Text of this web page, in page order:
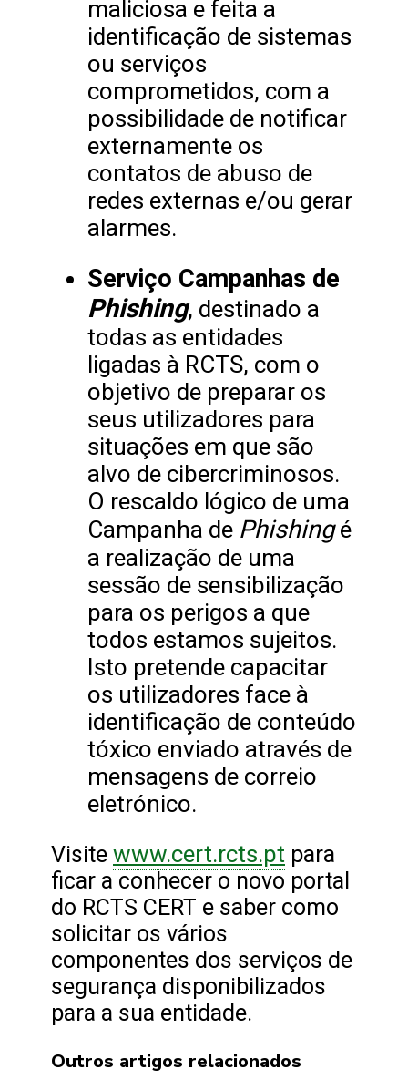
maliciosa e feita a
identificação de sistemas
ou serviços
comprometidos, com a
possibilidade de notificar
externamente os
contatos de abuso de
redes externas e/ou gerar
alarmes.
Serviço Campanhas de
Phishing, destinado a
todas as entidades
ligadas à RCTS, com o
objetivo de preparar os
seus utilizadores para
situações em que são
alvo de cibercriminosos.
O rescaldo lógico de uma
Campanha de Phishingé
a realização de uma
sessão de sensibilização
para os perigos a que
todos estamos sujeitos.
Isto pretende capacitar
os utilizadores face à
identificação de conteúdo
tóxico enviado através de
mensagens de correio
eletrónico.
Visite www.cert.rcts.pt para
ficar a conhecer o novo portal
do RCTS CERT e saber como
solicitar os vários
componentes dos serviços de
segurança disponibilizados
para a sua entidade.
Outros artigos relacionados